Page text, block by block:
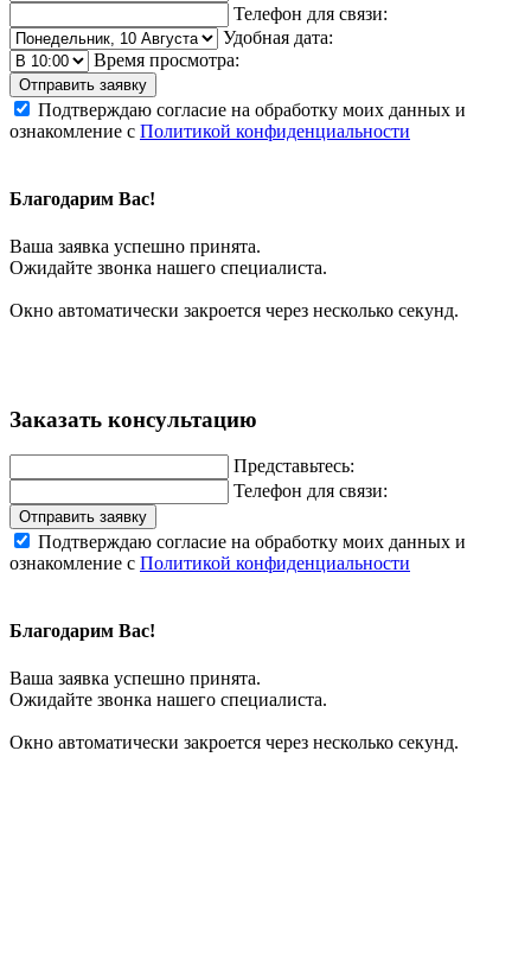
Телефон для связи:
Удобная дата:
Время просмотра:
Отправить заявку
Подтверждаю согласие на обработку моих данных и
ознакомление с Политикой конфиденциальности
Благодарим Вас!
Ваша заявка успешно принята.
Ожидайте звонка нашего специалиста.
Окно автоматически закроется через несколько секунд.
Заказать консультацию
Представьтесь:
Телефон для связи:
Отправить заявку
Подтверждаю согласие на обработку моих данных и
ознакомление с Политикой конфиденциальности
Благодарим Вас!
Ваша заявка успешно принята.
Ожидайте звонка нашего специалиста.
Окно автоматически закроется через несколько секунд.